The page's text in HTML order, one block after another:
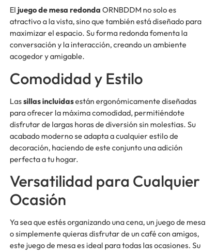
El juego de mesa redonda ORNBDDM no solo es
atractivo a la vista, sino que también está diseñado para
maximizar el espacio. Su forma redonda fomenta la
conversación y la interacción, creando un ambiente
acogedor y amigable.
Comodidad y Estilo
Lassillas incluidasestán ergonómicamente diseñadas
para ofrecer la máxima comodidad, permitiéndote
disfrutar de largas horas de diversión sin molestias. Su
acabado moderno se adapta a cualquier estilo de
decoración, haciendo de este conjunto una adición
perfecta a tu hogar.
Versatilidad para Cualquier
Ocasión
Ya sea que estés organizando una cena, un juego de mesa
o simplemente quieras disfrutar de un café con amigos,
este juego de mesa es ideal para todas las ocasiones. Su